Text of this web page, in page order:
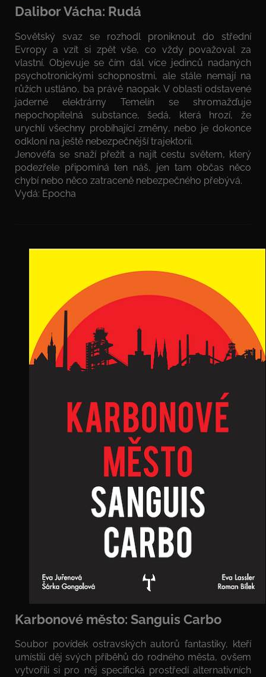
Dalibor Vácha: Rudá
Sovětský svaz se rozhodl proniknout do střední
Evropy a vzít si zpět vše, co vždy považoval za
vlastní. Objevuje se čím dál více jedinců nadaných
psychotronickými schopnostmi, ale stále nemají na
růžích ustláno, ba právě naopak. V oblasti odstavené
jaderné elektrárny Temelín se shromažďuje
nepochopitelná substance, šedá, která hrozí, že
urychlí všechny probíhající změny, nebo je dokonce
odkloní na ještě nebezpečnější trajektorii.
Jenovéfa se snaží přežít a najít cestu světem, který
podezřele připomíná ten náš, jen tam občas něco
chybí nebo něco zatraceně nebezpečného přebývá.
Vydá: Epocha
Karbonové město: Sanguis Carbo
Soubor povídek ostravských autorů fantastiky, kteří
umístili děj svých příběhů do rodného města, ovšem
vytvořili si pro něj specifická prostředí alternativních